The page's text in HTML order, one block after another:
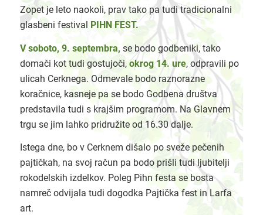
Zopet je leto naokoli, prav tako pa tudi tradicionalni
glasbeni festival
PIHN FEST.
V soboto, 9. septembra, se bodo godbeniki, tako
domači kot tudi gostujoči, okrog 14. ure, odpravili po
ulicah Cerknega. Odmevale bodo raznorazne
koračnice, kasneje pa se bodo Godbena društva
predstavila tudi s krajšim programom. Na Glavnem
trgu se jim lahko pridružite od 16.30 dalje.
Istega dne, bo v Cerknem dišalo po sveže pečenih
pajtičkah, na svoj račun pa bodo prišli tudi ljubitelji
rokodelskih izdelkov. Poleg Pihn festa se bosta
namreč odvijala tudi dogodka Pajtička fest in Larfa
art.